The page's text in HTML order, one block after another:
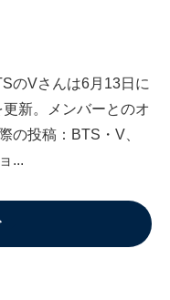
のVさんは6月13日に
新。メンバーとのオ
の投稿：BTS・V、
...